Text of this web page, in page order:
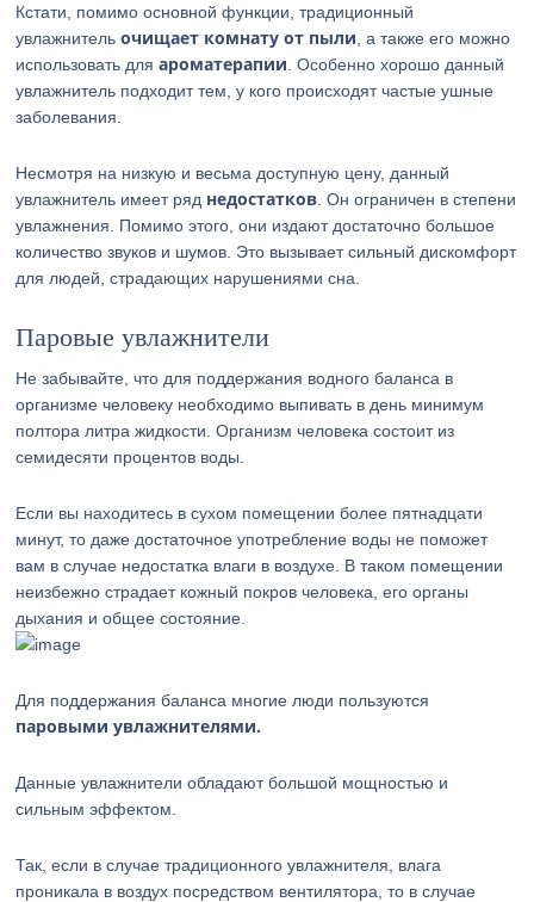
Кстати, помимо основной функции, традиционный
увлажнительочищает комнату от пыли , а также его можно
использовать дляароматерапии . Особенно хорошо данный
увлажнитель подходит тем, у кого происходят частые ушные
заболевания.
Несмотря на низкую и весьма доступную цену, данный
увлажнитель имеет ряд недостатков . Он ограничен в степени
увлажнения. Помимо этого, они издают достаточно большое
количество звуков и шумов. Это вызывает сильный дискомфорт
для людей, страдающих нарушениями сна.
Паровые увлажнители
Не забывайте, что для поддержания водного баланса в
организме человеку необходимо выпивать в день минимум
полтора литра жидкости. Организм человека состоит из
семидесяти процентов воды.
Если вы находитесь в сухом помещении более пятнадцати
минут, то даже достаточное употребление воды не поможет
вам в случае недостатка влаги в воздухе. В таком помещении
неизбежно страдает кожный покров человека, его органы
дыхания и общее состояние.
Для поддержания баланса многие люди пользуются
паровыми увлажнителями.
Данные увлажнители обладают большой мощностью и
сильным эффектом.
Так, если в случае традиционного увлажнителя, влага
проникала в воздух посредством вентилятора, то в случае